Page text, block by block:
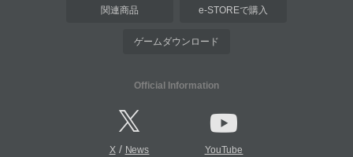
関連商品 e-STOREで購入
ゲームダウンロード
Official Information
X/ News YouTube